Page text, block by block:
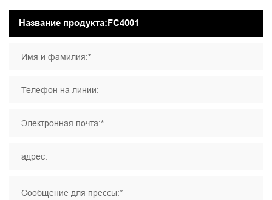
Имя и фамилия:*
Телефон на линии:
Электронная почта:*
адрес:
Сообщение для прессы:*